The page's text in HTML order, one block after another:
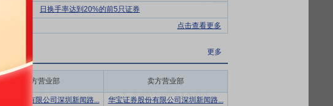
提升。
内外客户的广泛信赖，积累了大量稳定而广泛的优质客户
，目前我国汽车模具制造企业约300家，绝大部分规模
是全球生产规模最大的汽车覆盖件模具供应商，行业领
日换手率达到20%的前5只证券
点击查看更多
更多
买方营业部 卖方营业部
证券股份有限公司深圳新闻路...
华宝证券股份有限公司深圳新闻路...